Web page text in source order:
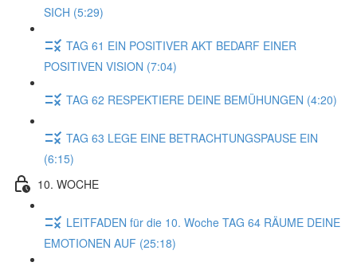
SICH (5:29)
TAG 61 EIN POSITIVER AKT BEDARF EINER
POSITIVEN VISION (7:04)
TAG 62 RESPEKTIERE DEINE BEMÜHUNGEN (4:20)
TAG 63 LEGE EINE BETRACHTUNGSPAUSE EIN
(6:15)
10. WOCHE
LEITFADEN für die 10. Woche TAG 64 RÄUME DEINE
EMOTIONEN AUF (25:18)